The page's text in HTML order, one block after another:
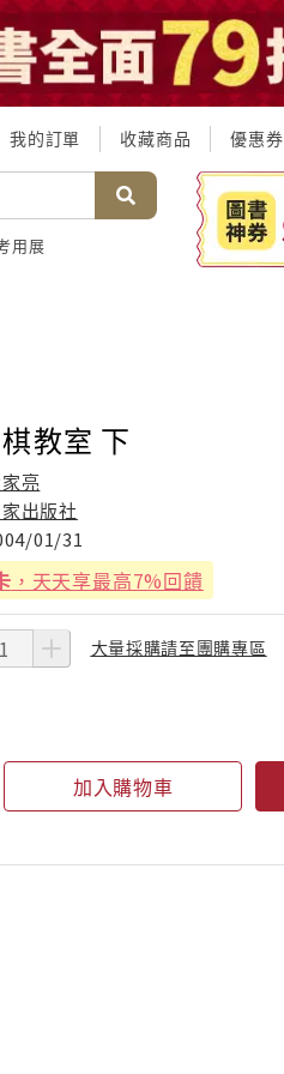
我的訂單 收藏商品 優惠券
用展
教室 下
亮
出版社
01/31
，天天享最高7%回饋
大量採購請至團購專區
加入購物車